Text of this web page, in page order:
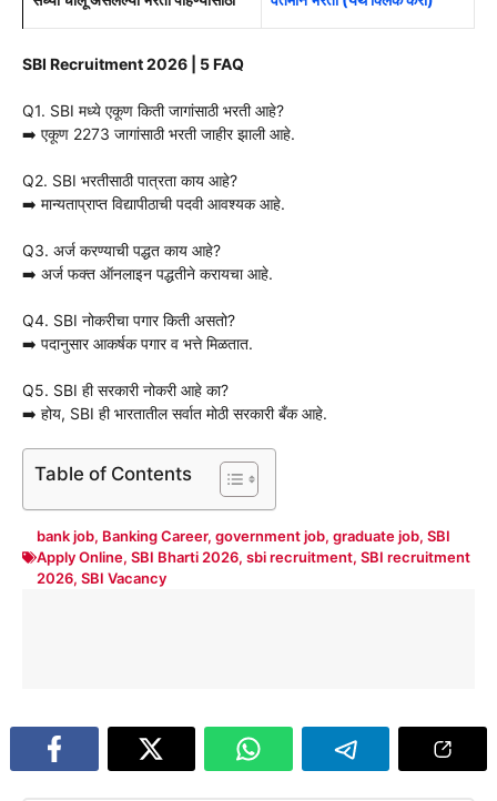
SBI Recruitment 2026 | 5 FAQ
Q1. SBI मध्ये एकूण किती जागांसाठी भरती आहे?
➡️ एकूण 2273 जागांसाठी भरती जाहीर झाली आहे.
Q2. SBI भरतीसाठी पात्रता काय आहे?
➡️ मान्यताप्राप्त विद्यापीठाची पदवी आवश्यक आहे.
Q3. अर्ज करण्याची पद्धत काय आहे?
➡️ अर्ज फक्त ऑनलाइन पद्धतीने करायचा आहे.
Q4. SBI नोकरीचा पगार किती असतो?
➡️ पदानुसार आकर्षक पगार व भत्ते मिळतात.
Q5. SBI ही सरकारी नोकरी आहे का?
➡️ होय, SBI ही भारतातील सर्वात मोठी सरकारी बँक आहे.
Table of Contents
bank job, Banking Career, government job, graduate job, SBI
Apply Online, SBI Bharti 2026, sbi recruitment, SBI recruitment
2026, SBI Vacancy